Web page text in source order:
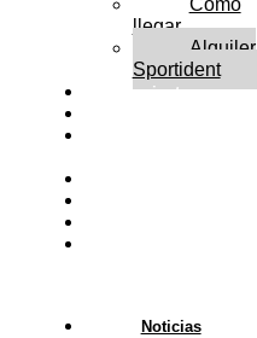
Como
llegar
Alquiler
Sportident
Alojamiento
Noticias